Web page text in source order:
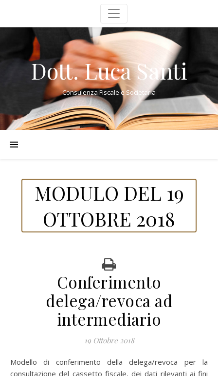
Dott. Luca Santi
Consulenza Fiscale e Societaria
MODULO DEL 19
OTTOBRE 2018
Conferimento
delega/revoca ad
intermediario
19 Ottobre 2018
Modello di conferimento della delega/revoca per la
consultazione del cassetto fiscale, dei dati rilevanti ai fini